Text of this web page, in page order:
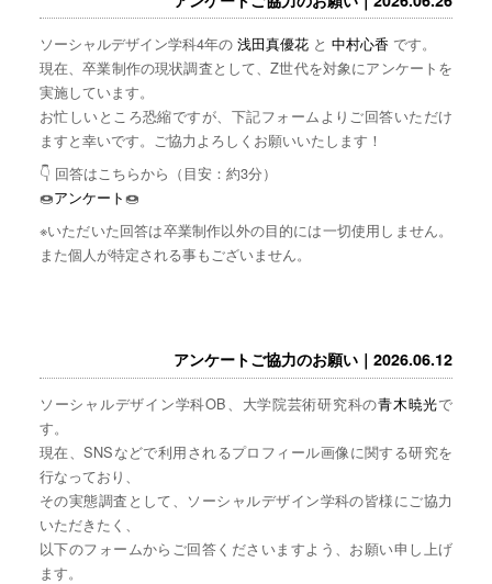
ソーシャルデザイン学科4年の 浅田真優花と 中村心香 です。
現在、卒業制作の現状調査として、Z世代を対象にアンケートを
実施しています。
お忙しいところ恐縮ですが、下記フォームよりご回答いただけ
ますと幸いです。ご協力よろしくお願いいたします！
👇 回答はこちらから（目安：約3分）
🍩アンケート🍩
※いただいた回答は卒業制作以外の目的には一切使用しません。
また個人が特定される事もございません。
アンケートご協力のお願い｜2026.06.12
ソーシャルデザイン学科OB、大学院芸術研究科の青木暁光で
す。
現在、SNSなどで利用されるプロフィール画像に関する研究を
行なっており、
その実態調査として、ソーシャルデザイン学科の皆様にご協力
いただきたく、
以下のフォームからご回答くださいますよう、お願い申し上げ
ます。